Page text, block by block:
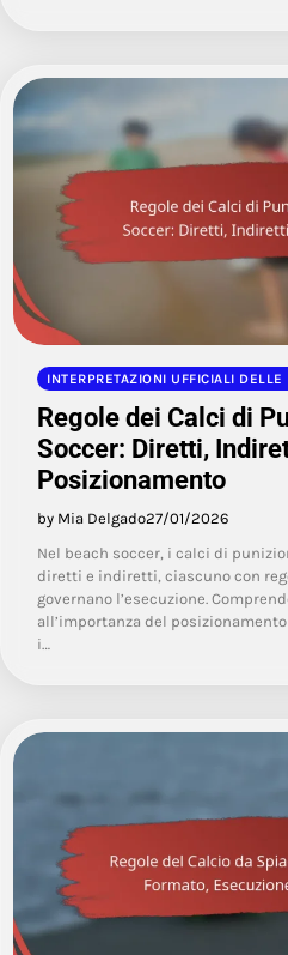
INTERPRETAZIONI UFFICIALI DELLE
Regole dei Calci di
Soccer: Diretti,
Posizionamento
by Mia Delgado27/01/2026
Nel beach soccer, i calci di
diretti e indiretti, ciascuno con
governano l’esecuzione.
all’importanza del
i…